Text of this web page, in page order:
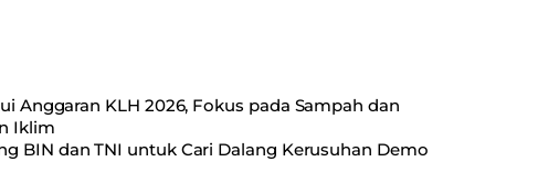
Anggaran KLH 2026, Fokus pada Sampah dan
Iklim
BIN dan TNI untuk Cari Dalang Kerusuhan Demo